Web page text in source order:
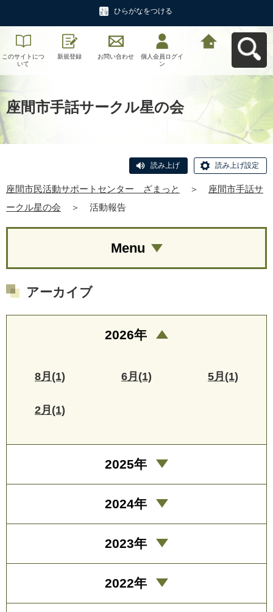
ひらがなをつける
このサイトにつ
いて
新規登録 お問い合わせ
個人会員ログイ
ン
座間市手話サークル星の会
読み上げ 読み上げ設定
座間市民活動サポートセンター ざまっと ＞
座間市手話サ
ークル星の会
＞ 活動報告
Menu
アーカイブ
2026年
8月(1) 6月(1) 5月(1)
2月(1)
2025年
2024年
2023年
2022年